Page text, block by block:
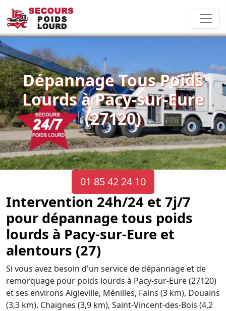
Dépannage Tous Poids
Lourds à Pacy-sur-Eure
(27120)
01 85 42 24 10
Intervention 24h/24 et 7j/7
pour dépannage tous poids
lourds à Pacy-sur-Eure et
alentours (27)
Si vous avez besoin d'un service de dépannage et de
remorquage pour poids lourds à Pacy-sur-Eure (27120)
et ses environs Aigleville, Ménilles, Fains (3 km), Douains
(3,3 km), Chaignes (3,9 km), Saint-Vincent-des-Bois (4,2